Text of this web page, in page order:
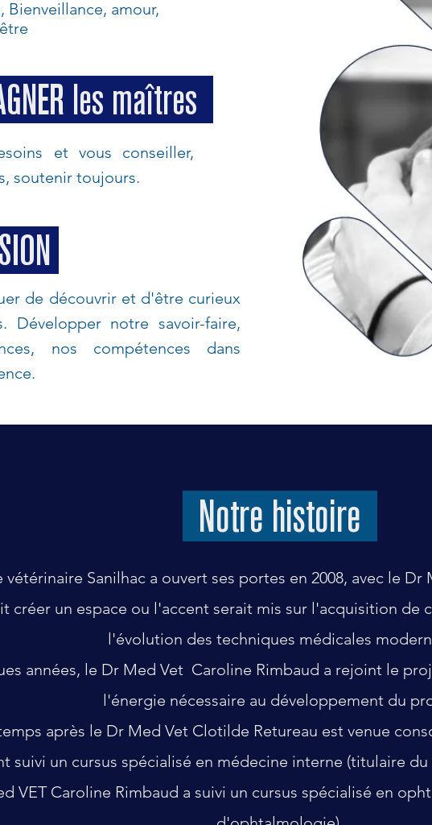
Bienveillance, amour,
les maîtres
et vous conseiller,
soutenir toujours.
de découvrir et d'être curieux
Développer notre savoir-faire,
nos compétences dans
Notre histoire
vétérinaire Sanilhac a ouvert ses portes en 2008, avec le
créer un espace ou l'accent serait mis sur l'acquisition de
l'évolution des techniques médicales
années, le Dr Med Vet Caroline Rimbaud a rejoint le
l'énergie nécessaire au développement du
après le Dr Med Vet Clotilde Retureau est venue
suivi un cursus spécialisé en médecine interne (titulaire
VET Caroline Rimbaud a suivi un cursus spécialisé en